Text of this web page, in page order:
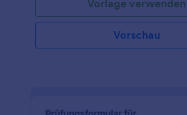
Vorlage verwenden
Vorschau